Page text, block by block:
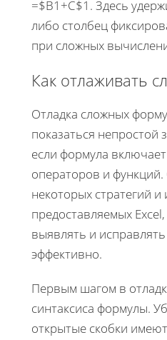
=$B1+C$1. Здесь
либо столбец
при сложных
Как отлаживать
Отладка сложных
показаться непростой
если формула
операторов и
некоторых стратегий и
предоставляемых
выявлять и
эффективно.
Первым шагом в
синтаксиса формулы.
открытые скобки